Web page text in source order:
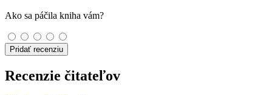
Ako sa páčila kniha vám?
Pridať recenziu
Recenzie čitateľov